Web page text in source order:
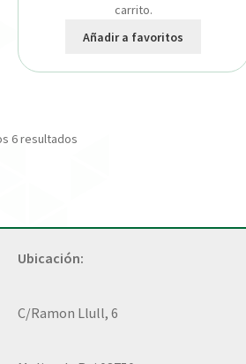
carrito.
Añadir a favoritos
6 resultados
Ubicación:
C/Ramon Llull, 6